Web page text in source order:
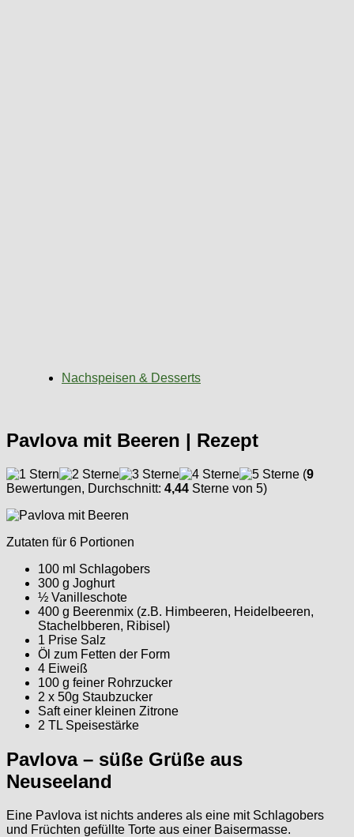
Nachspeisen & Desserts
Pavlova mit Beeren | Rezept
(9
Bewertungen, Durchschnitt: 4,44 Sterne von 5)
Zutaten für 6 Portionen
100 ml Schlagobers
300 g Joghurt
½ Vanilleschote
400 g Beerenmix (z.B. Himbeeren, Heidelbeeren,
Stachelbberen, Ribisel)
1 Prise Salz
Öl zum Fetten der Form
4 Eiweiß
100 g feiner Rohrzucker
2 x 50g Staubzucker
Saft einer kleinen Zitrone
2 TL Speisestärke
Pavlova – süße Grüße aus
Neuseeland
Eine Pavlova ist nichts anderes als eine mit Schlagobers
und Früchten gefüllte Torte aus einer Baisermasse.